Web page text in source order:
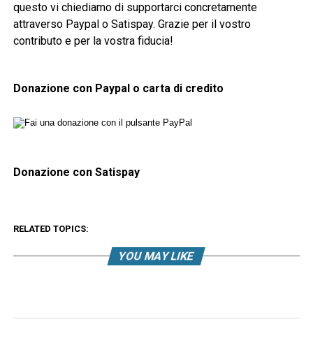
questo vi chiediamo di supportarci concretamente
attraverso Paypal o Satispay. Grazie per il vostro
contributo e per la vostra fiducia!
Donazione con Paypal o carta di credito
Donazione con Satispay
RELATED TOPICS:
YOU MAY LIKE